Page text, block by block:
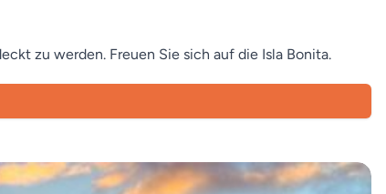
zu werden. Freuen Sie sich auf die Isla Bonita.